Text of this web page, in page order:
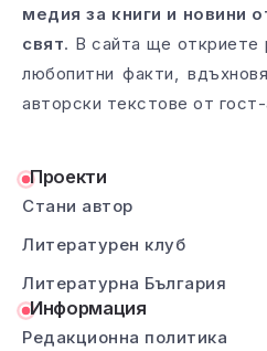
медия за книги и новини
свят. В сайта ще откриете
любопитни факти,
авторски текстове от
Проекти
Стани автор
Литературен клуб
Литературна България
Информация
Редакционна политика